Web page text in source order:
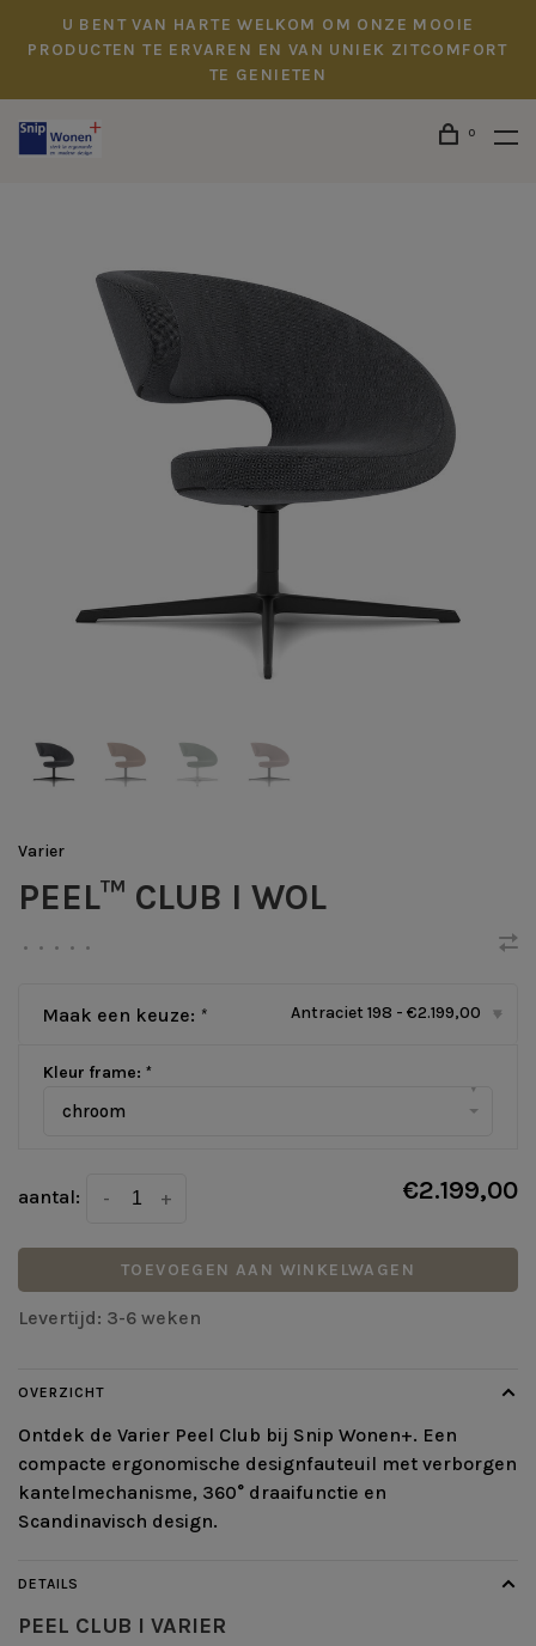
U BENT VAN HARTE WELKOM OM ONZE MOOIE
PRODUCTEN TE ERVAREN EN VAN UNIEK ZITCOMFORT
TE GENIETEN
0
Varier
PEEL™ CLUB I WOL
• • • • •
Maak een keuze: * Antraciet 198 - €2.199,00 ▾
Kleur frame: *
chroom
▾
aantal: +
- €2.199,00
TOEVOEGEN AAN WINKELWAGEN
Levertijd: 3-6 weken
OVERZICHT
Ontdek de Varier Peel Club bij Snip Wonen+. Een
compacte ergonomische designfauteuil met verborgen
kantelmechanisme, 360° draaifunctie en
Scandinavisch design.
DETAILS
PEEL CLUB I VARIER